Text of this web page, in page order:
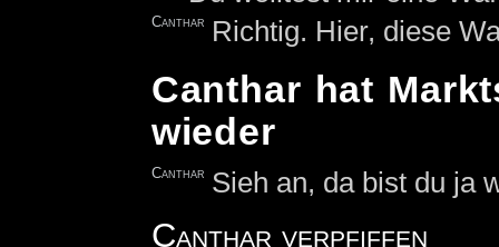
Canthar Richtig. Hier, diese
Canthar hat
wieder
Canthar Sieh an, da bist du ja
Canthar verpfiffen